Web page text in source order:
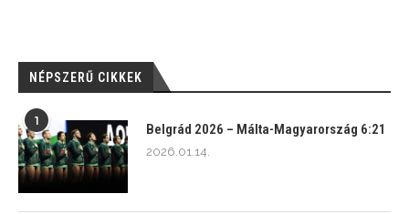
NÉPSZERŰ CIKKEK
1
Belgrád 2026 – Málta-Magyarország 6:21
2026.01.14.